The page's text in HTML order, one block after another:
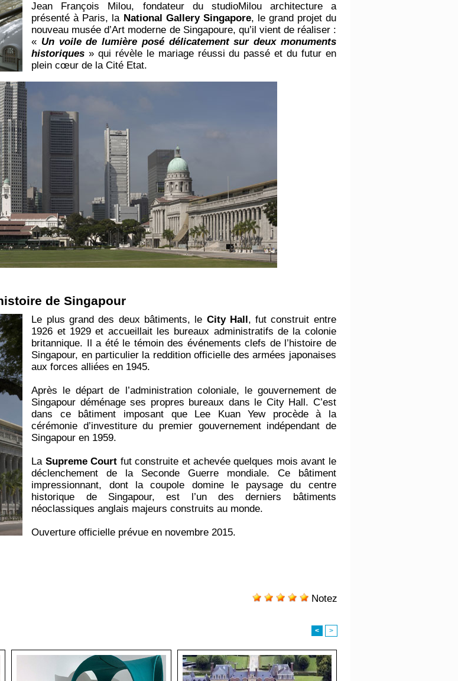
Jean François Milou, fondateur du studioMilou architecture a
présenté à Paris, la National Gallery Singapore, le grand projet du
nouveau musée d’Art moderne de Singapoure, qu’il vient de réaliser :
« Un voile de lumière posé délicatement sur deux monuments
historiques » qui révèle le mariage réussi du passé et du futur en
plein cœur de la Cité Etat.
de Singapour
Le plus grand des deux bâtiments, le City Hall, fut construit entre
1926 et 1929 et accueillait les bureaux administratifs de la colonie
britannique. Il a été le témoin des événements clefs de l’histoire de
Singapour, en particulier la reddition officielle des armées japonaises
aux forces alliées en 1945.
Après le départ de l’administration coloniale, le gouvernement de
Singapour déménage ses propres bureaux dans le City Hall. C’est
dans ce bâtiment imposant que Lee Kuan Yew procède à la
cérémonie d’investiture du premier gouvernement indépendant de
Singapour en 1959.
La Supreme Court fut construite et achevée quelques mois avant le
déclenchement de la Seconde Guerre mondiale. Ce bâtiment
impressionnant, dont la coupole domine le paysage du centre
historique de Singapour, est l’un des derniers bâtiments
néoclassiques anglais majeurs construits au monde.
Ouverture officielle prévue en novembre 2015.
Notez
< >